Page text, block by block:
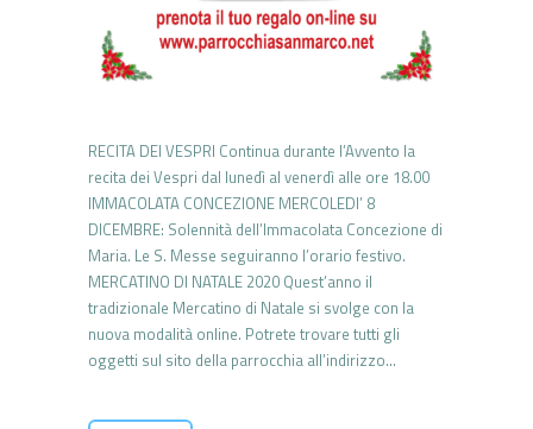
RECITA DEI VESPRI Continua durante l’Avvento la
recita dei Vespri dal lunedì al venerdì alle ore 18.00
IMMACOLATA CONCEZIONE MERCOLEDI’ 8
DICEMBRE: Solennità dell’Immacolata Concezione di
Maria. Le S. Messe seguiranno l’orario festivo.
MERCATINO DI NATALE 2020 Quest’anno il
tradizionale Mercatino di Natale si svolge con la
nuova modalità online. Potrete trovare tutti gli
oggetti sul sito della parrocchia all’indirizzo…